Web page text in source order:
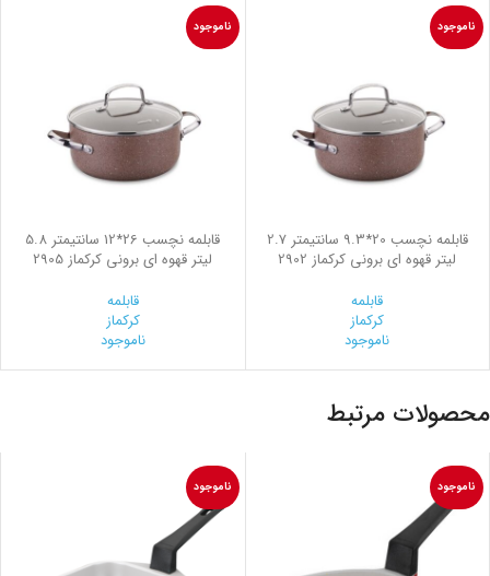
ناموجود
قابلمه نچسب 20*9.3 سانتیمتر 2.7
لیتر قهوه ای برونی کرکماز 2902
قابلمه
کرکماز
ناموجود
ناموجود
قابلمه نچسب 26*12 سانتیمتر 5.8
لیتر قهوه ای برونی کرکماز 2905
قابلمه
کرکماز
ناموجود
محصولات مرتبط
ناموجود ناموجود